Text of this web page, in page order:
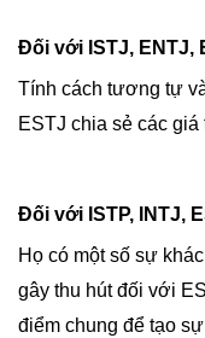
Đối với ISTJ, ENTJ,
Tính cách tương tự
ESTJ chia sẻ các
Đối với ISTP, INTJ,
Họ có một số sự
gây thu hút đối với
điểm chung để tạo